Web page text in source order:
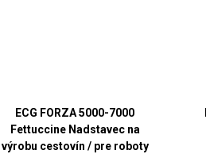
ECG FORZA 5000-7000
Fettuccine Nadstavec na
výrobu cestovín / pre roboty